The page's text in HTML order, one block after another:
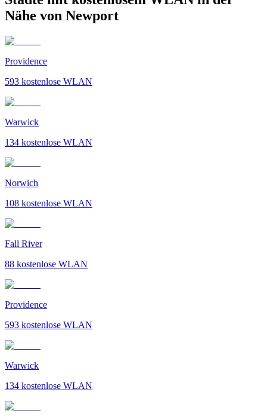
Nähe von Newport
Providence
593 kostenlose WLAN
Warwick
134 kostenlose WLAN
Norwich
108 kostenlose WLAN
Fall River
88 kostenlose WLAN
Providence
593 kostenlose WLAN
Warwick
134 kostenlose WLAN